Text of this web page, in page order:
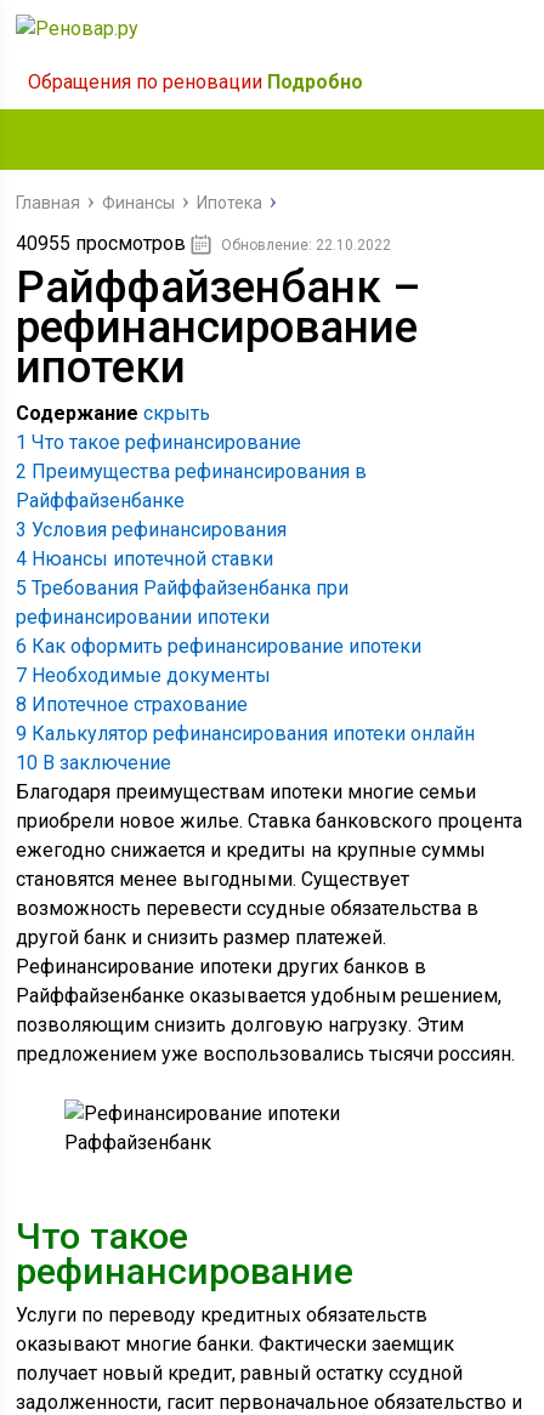
Обращения по реновации Подробно
Главная Финансы Ипотека
40955 просмотров Обновление: 22.10.2022
Райффайзенбанк –
рефинансирование
ипотеки
Содержание скрыть
1 Что такое рефинансирование
2 Преимущества рефинансирования в
Райффайзенбанке
3 Условия рефинансирования
4 Нюансы ипотечной ставки
5 Требования Райффайзенбанка при
рефинансировании ипотеки
6 Как оформить рефинансирование ипотеки
7 Необходимые документы
8 Ипотечное страхование
9 Калькулятор рефинансирования ипотеки онлайн
10 В заключение
Благодаря преимуществам ипотеки многие семьи
приобрели новое жилье. Ставка банковского процента
ежегодно снижается и кредиты на крупные суммы
становятся менее выгодными. Существует
возможность перевести ссудные обязательства в
другой банк и снизить размер платежей.
Рефинансирование ипотеки других банков в
Райффайзенбанке оказывается удобным решением,
позволяющим снизить долговую нагрузку. Этим
предложением уже воспользовались тысячи россиян.
Что такое
рефинансирование
Услуги по переводу кредитных обязательств
оказывают многие банки. Фактически заемщик
получает новый кредит, равный остатку ссудной
задолженности, гасит первоначальное обязательство и